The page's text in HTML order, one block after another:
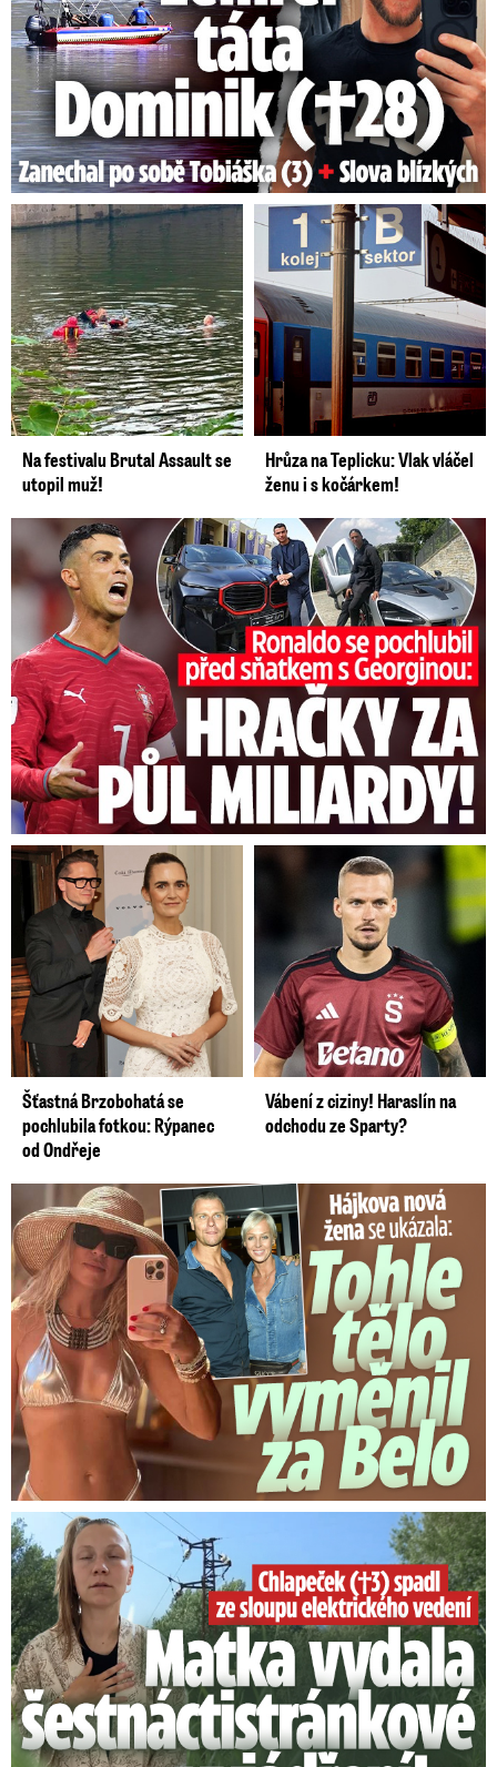
Na festivalu Brutal Assault se
utopil muž!
Hrůza na Teplicku: Vlak vláčel
ženu i s kočárkem!
Ronaldo se pochlubil před sňatkem: Hračky za půl miliardy!
Šťastná Brzobohatá se
pochlubila fotkou: Rýpanec
od Ondřeje
Vábení z ciziny! Haraslín na
odchodu ze Sparty?
Tohle tělo nahradilo Belo: Nová partnerka se ukázala...
Smrtelný pád chlapce: Matka vydala vyjádření na 16 stran